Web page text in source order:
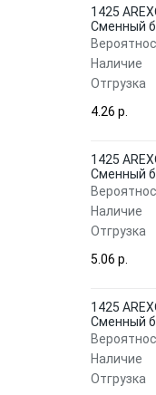
1425
Сменный
Наличие
Отгрузка
4.26 p.
1425
Сменный
Наличие
Отгрузка
5.06 p.
1425
Сменный
Наличие
Отгрузка